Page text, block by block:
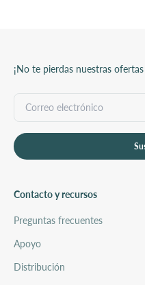
¡No te pierdas nuestras
Contacto y recursos
Preguntas frecuentes
Apoyo
Distribución